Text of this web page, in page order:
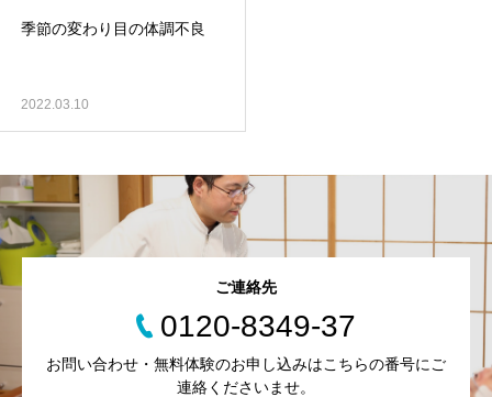
季節の変わり目の体調不良
2022.03.10
ご連絡先
0120-8349-37
お問い合わせ・無料体験のお申し込みはこちらの番号にご
連絡くださいませ。